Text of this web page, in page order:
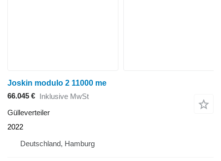
Joskin modulo 2 11000 me
66.045 € Inklusive MwSt
Gülleverteiler
2022
Deutschland, Hamburg